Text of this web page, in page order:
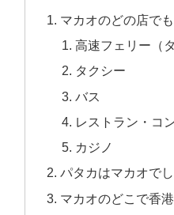
マカオのどの店で
高速フェリー（
タクシー
バス
レストラン・コ
カジノ
パタカはマカオで
マカオのどこで香